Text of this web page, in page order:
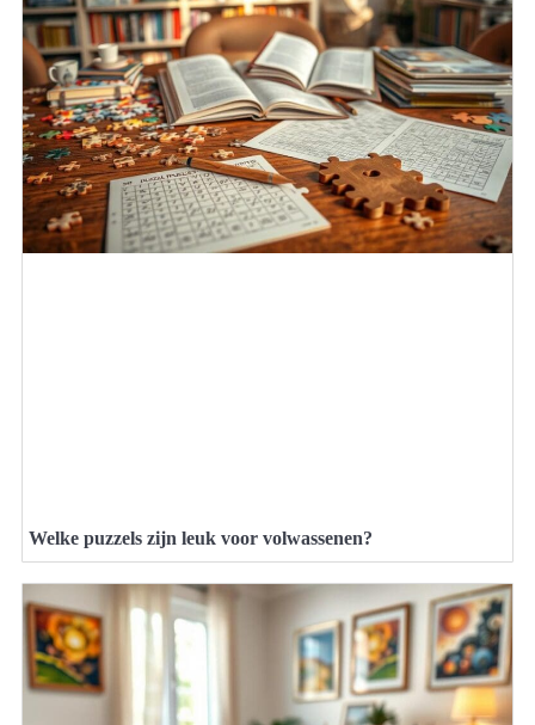
Welke puzzels zijn leuk voor volwassenen?